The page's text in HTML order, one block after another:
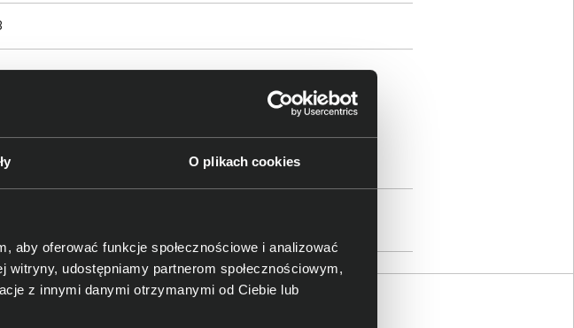
O plikach cookies
aby oferować funkcje społecznościowe i analizować
udostępniamy partnerom społecznościowym,
z innymi danymi otrzymanymi od Ciebie lub
Switzerland